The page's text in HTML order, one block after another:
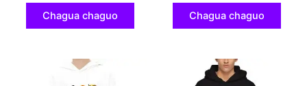
Chagua chaguo Chagua chaguo